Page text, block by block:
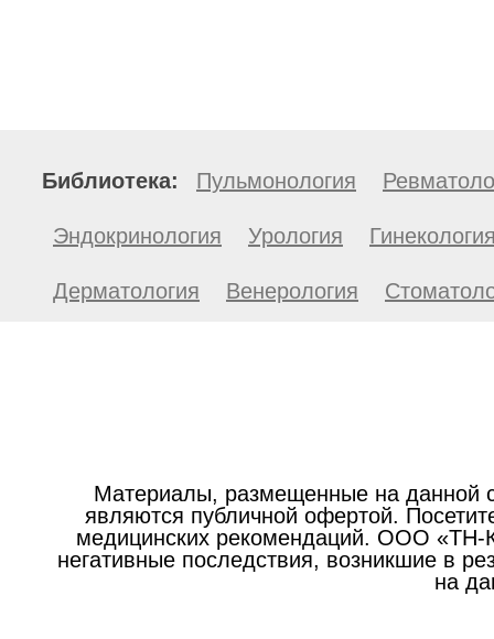
Библиотека: Пульмонология
Эндокринология Урология
Дерматология Венерология
Материалы, размещенные на данной
являются публичной офертой.
медицинских рекомендаций. ООО «ТН-
негативные последствия, возникшие в
на